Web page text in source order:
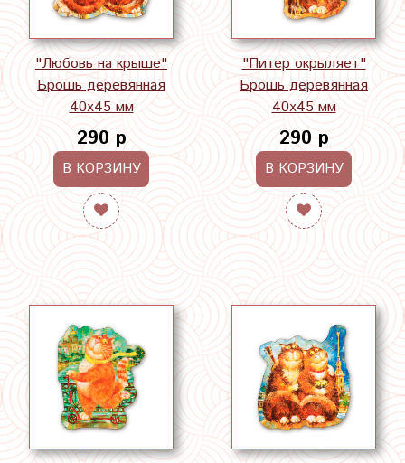
"Любовь на крыше"
Брошь деревянная
40х45 мм
290 р
В КОРЗИНУ
"Питер окрыляет"
Брошь деревянная
40х45 мм
290 р
В КОРЗИНУ